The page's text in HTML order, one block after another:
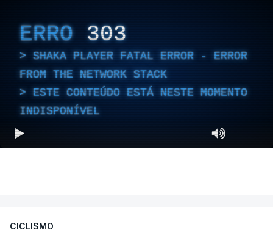
ERRO 303
SHAKA PLAYER FATAL ERROR - ERROR
FROM THE NETWORK STACK
ESTE CONTEÚDO ESTÁ NESTE MOMENTO
INDISPONÍVEL
CICLISMO